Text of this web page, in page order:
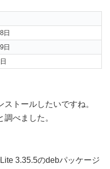
日
日
トールしたいですね。
べました。
3.35.5のdebパッケージ